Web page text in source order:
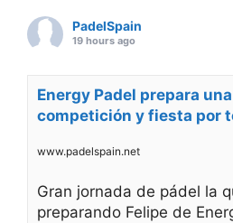
PadelSpain
19 hours ago
Energy Padel prepara
competición y fiesta por
www.padelspain.net
Gran jornada de pádel la
preparando Felipe de